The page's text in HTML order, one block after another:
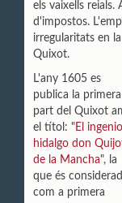
els vaixells
d'impostos.
irregularitats en
Quixot.
L'any 1605 es
publica la primera
part del Quixot
el títol: "El
hidalgo don
de la Mancha", la
que és
com a primera